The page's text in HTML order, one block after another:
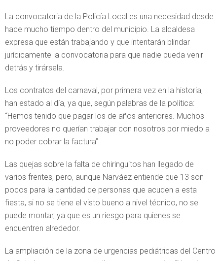
La convocatoria de la Policía Local es una necesidad desde
hace mucho tiempo dentro del municipio. La alcaldesa
expresa que están trabajando y que intentarán blindar
jurídicamente la convocatoria para que nadie pueda venir
detrás y tirársela.
Los contratos del carnaval, por primera vez en la historia,
han estado al día, ya que, según palabras de la política:
“Hemos tenido que pagar los de años anteriores. Muchos
proveedores no querían trabajar con nosotros por miedo a
no poder cobrar la factura”.
Las quejas sobre la falta de chiringuitos han llegado de
varios frentes, pero, aunque Narváez entiende que 13 son
pocos para la cantidad de personas que acuden a esta
fiesta, si no se tiene el visto bueno a nivel técnico, no se
puede montar, ya que es un riesgo para quienes se
encuentren alrededor.
La ampliación de la zona de urgencias pediátricas del Centro